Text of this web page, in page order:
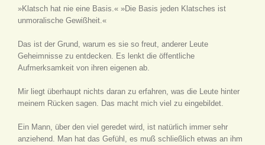
»Klatsch hat nie eine Basis.« »Die Basis jeden Klatsches ist
unmoralische Gewißheit.«
Das ist der Grund, warum es sie so freut, anderer Leute
Geheimnisse zu entdecken. Es lenkt die öffentliche
Aufmerksamkeit von ihren eigenen ab.
Mir liegt überhaupt nichts daran zu erfahren, was die Leute hinter
meinem Rücken sagen. Das macht mich viel zu eingebildet.
Ein Mann, über den viel geredet wird, ist natürlich immer sehr
anziehend. Man hat das Gefühl, es muß schließlich etwas an ihm